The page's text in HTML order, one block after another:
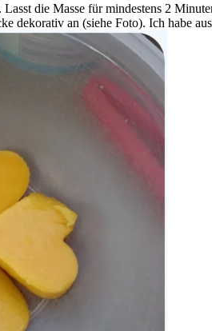
die Masse für mindestens 2
dekorativ an (siehe Foto). Ich habe